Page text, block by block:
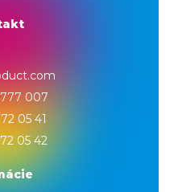
777 007
05 41
05 42